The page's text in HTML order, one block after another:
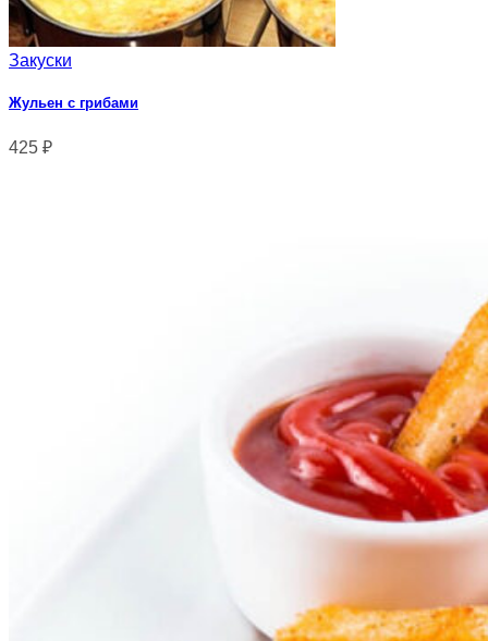
Закуски
Жульен с грибами
425 ₽